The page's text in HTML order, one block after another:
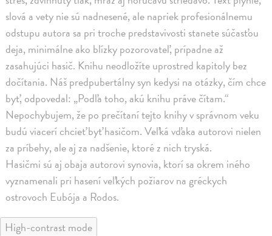
slová a vety nie sú nadnesené, ale napriek profesionálnemu
odstupu autora sa pri troche predstavivosti stanete súčasťou
deja, minimálne ako blízky pozorovateľ, prípadne až
zasahujúci hasič. Knihu neodložíte uprostred kapitoly bez
dočítania. Náš predpubertálny syn kedysi na otázky, čím chce
byť, odpovedal: „Podľa toho, akú knihu práve čítam.“
Nepochybujem, že po prečítaní tejto knihy v správnom veku
budú viacerí chcieť byť hasičom. Veľká vďaka autorovi nielen
za príbehy, ale aj za nadšenie, ktoré z nich tryská.
Hasičmi sú aj obaja autorovi synovia, ktorí sa okrem iného
vyznamenali pri hasení veľkých požiarov na gréckych
ostrovoch Eubója a Rodos.
High-contrast mode